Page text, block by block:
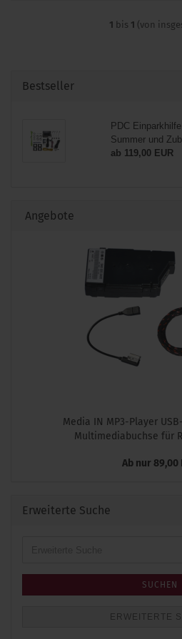
1 bis 1 (von
Bestseller
PDC
Summer und
ab 119,00 EUR
Angebote
Media IN MP3-Player
Multimediabuchse für
Ab nur 89,00
Erweiterte Suche
SUCHEN
ERWEITERTE